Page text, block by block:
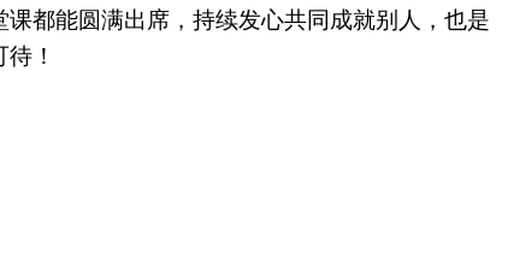
都能圆满出席，持续发心共同成就别人，也是
！